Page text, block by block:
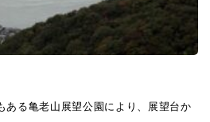
ある亀老山展望公園により、展望台か